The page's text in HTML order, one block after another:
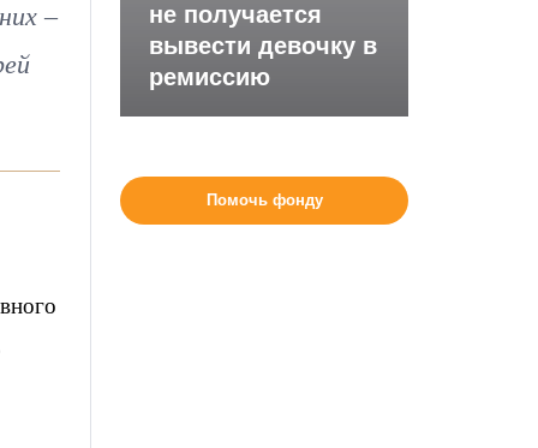
–
не получается
вывести девочку в
ремиссию
Помочь фонду